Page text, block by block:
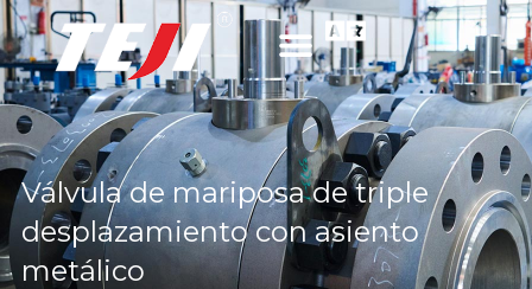
Válvula de mariposa de triple
desplazamiento con asiento
metálico